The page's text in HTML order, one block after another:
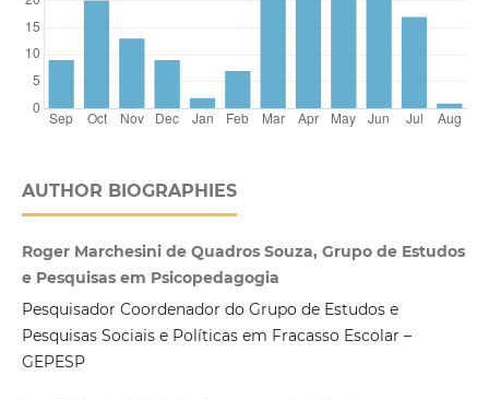
AUTHOR BIOGRAPHIES
Roger Marchesini de Quadros Souza, Grupo de Estudos
e Pesquisas em Psicopedagogia
Pesquisador Coordenador do Grupo de Estudos e
Pesquisas Sociais e Políticas em Fracasso Escolar –
GEPESP